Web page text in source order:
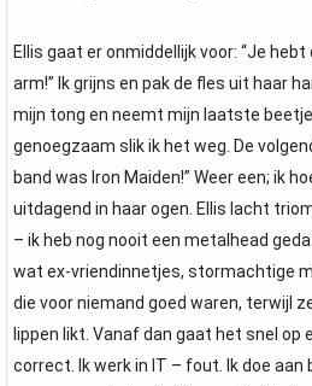
Ellis gaat er onmiddellijk voor: “Je
arm!” Ik grijns en pak de fles uit haar
mijn tong en neemt mijn laatste
genoegzaam slik ik het weg. De
band was Iron Maiden!” Weer een; ik
uitdagend in haar ogen. Ellis lacht
– ik heb nog nooit een metalhead
wat ex-vriendinnetjes, stormachtige
die voor niemand goed waren, terwijl
lippen likt. Vanaf dan gaat het snel op
correct. Ik werk in IT – fout. Ik doe aan